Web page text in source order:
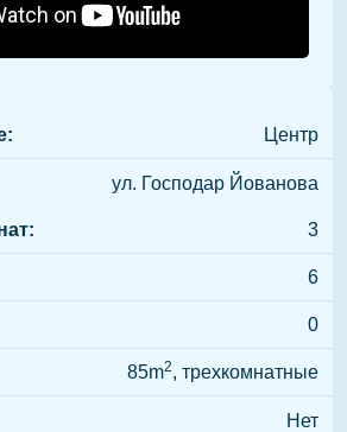
Центр
ул. Господар Йованова
3
6
0
85m2, трехкомнатные
Нет